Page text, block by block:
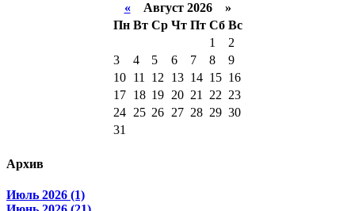
«Август 2026 »
Пн Вт Ср Чт Пт Сб Вс
1
2
3
4 5 6 7 8
9
10
11 12 13 14 15 16
17
18 19 20 21 22 23
24 25 26 27 28 29 30
31
Архив
Июль 2026 (1)